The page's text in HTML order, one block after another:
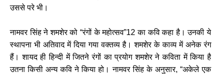
उससे परे भी।
नामवर सिंह ने शमशेर को “रंगों के महोत्सव”12 का कवि कहा है। उनकी ये
स्थापना भी अतिवाद में दिया गया वक्तव्य है। शमशेर के काव्य में अनेक रंग
हैं। शायद ही हिन्दी में जितने रंगों का प्रयोग शमशेर ने कविता में किया है
उतना किसी अन्य कवि ने किया हो। नामवर सिंह के अनुसार, “अकेले एक